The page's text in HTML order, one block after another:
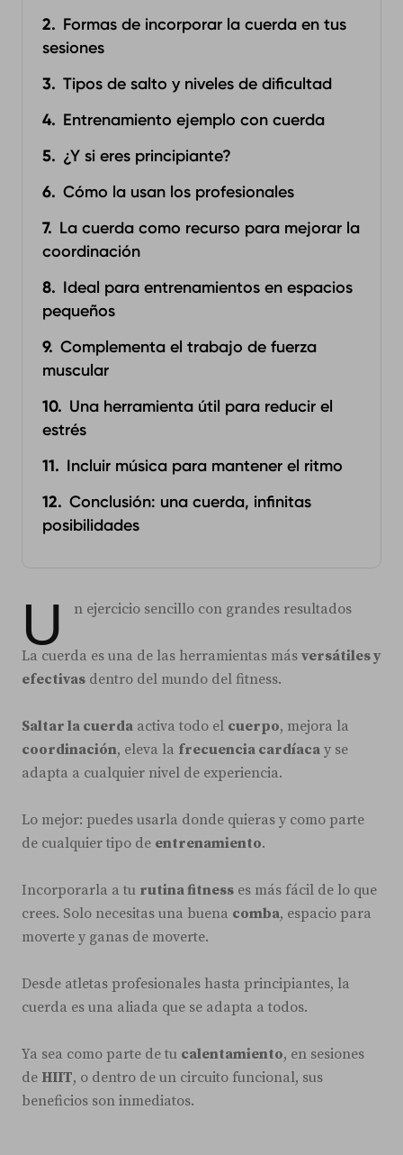
Formas de incorporar la cuerda en tus
sesiones
Tipos de salto y niveles de dificultad
Entrenamiento ejemplo con cuerda
¿Y si eres principiante?
Cómo la usan los profesionales
La cuerda como recurso para mejorar la
coordinación
Ideal para entrenamientos en espacios
pequeños
Complementa el trabajo de fuerza
muscular
Una herramienta útil para reducir el
estrés
Incluir música para mantener el ritmo
Conclusión: una cuerda, infinitas
posibilidades
U n ejercicio sencillo con grandes resultados
La cuerda es una de las herramientas más versátiles y
efectivas dentro del mundo del fitness.
Saltar la cuerda activa todo el cuerpo, mejora la
coordinación, eleva la frecuencia cardíaca y se
adapta a cualquier nivel de experiencia.
Lo mejor: puedes usarla donde quieras y como parte
de cualquier tipo de entrenamiento.
Incorporarla a tu rutina fitness es más fácil de lo que
crees. Solo necesitas una buena comba, espacio para
moverte y ganas de moverte.
Desde atletas profesionales hasta principiantes, la
cuerda es una aliada que se adapta a todos.
Ya sea como parte de tu calentamiento, en sesiones
de HIIT, o dentro de un circuito funcional, sus
beneficios son inmediatos.